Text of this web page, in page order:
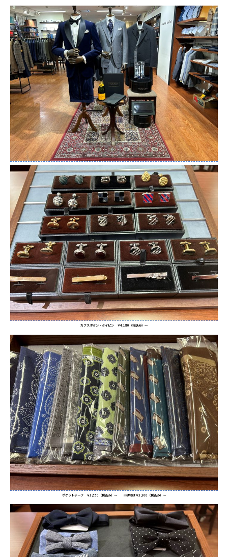
カフスボタン・タイピン ￥4,180（税込み）～
ポケットチーフ ￥1,650（税込み）～ ※柄物は￥3,300（税込み）～